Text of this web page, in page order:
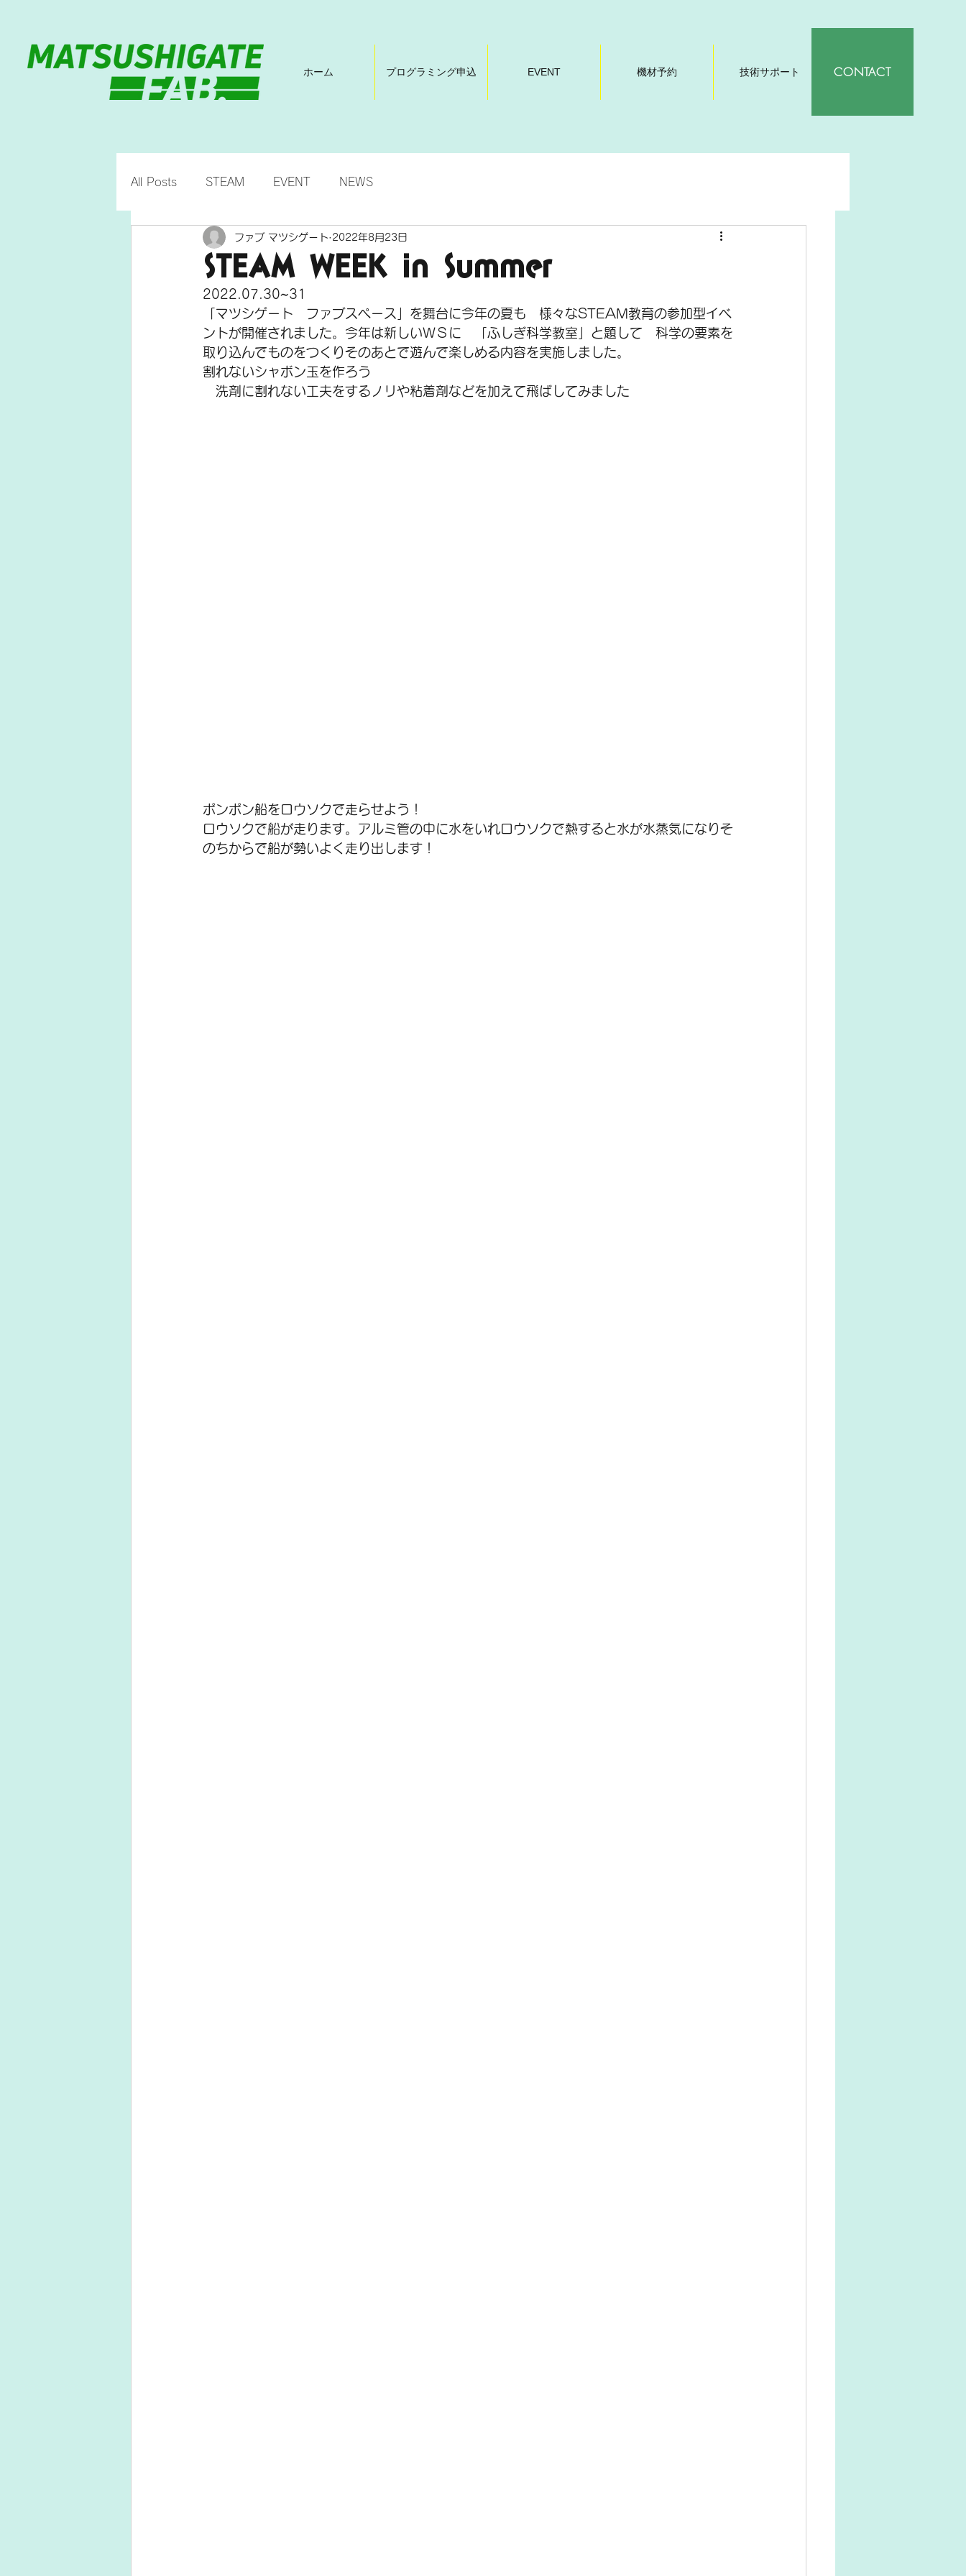
ホーム プログラミング申込 EVENT 機材予約 技術サポート CONTACT
All Posts STEAM EVENT NEWS
STEAM WEEK in Summer
ファブ マツシゲート 2022年8月23日
2022.07.30~31
「マツシゲート　ファブスペース」を舞台に今年の夏も　様々なSTEAM教育の参加型イベ
ントが開催されました。今年は新しいＷＳに　「ふしぎ科学教室」と題して　科学の要素を
取り込んでものをつくりそのあとで遊んで楽しめる内容を実施しました。
割れないシャボン玉を作ろう
洗剤に割れない工夫をするノリや粘着剤などを加えて飛ばしてみました
ポンポン船をロウソクで走らせよう！
ロウソクで船が走ります。アルミ管の中に水をいれロウソクで熱すると水が水蒸気になりそ
のちからで船が勢いよく走り出します！